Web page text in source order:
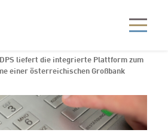
DPS liefert die integrierte Plattform zum
einer österreichischen Großbank